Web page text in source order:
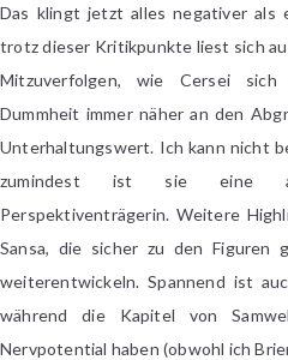
Das klingt jetzt alles negativer als
trotz dieser Kritikpunkte liest sich
Mitzuverfolgen, wie Cersei
Dummheit immer näher an den
Unterhaltungswert. Ich kann nicht
zumindest ist sie eine
Perspektiventrägerin. Weitere
Sansa, die sicher zu den Figuren
weiterentwickeln. Spannend ist
während die Kapitel von
Nervpotential haben (obwohl ich